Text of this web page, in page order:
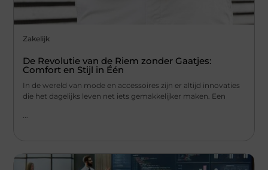
Zakelijk
De Revolutie van de Riem zonder Gaatjes:
Comfort en Stijl in Één
In de wereld van mode en accessoires zijn er altijd innovaties
die het dagelijks leven net iets gemakkelijker maken. Een